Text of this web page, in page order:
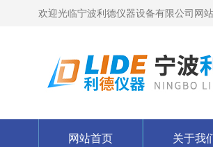
欢迎光临宁波利德仪器设备有限公司网站
网站首页 关于我